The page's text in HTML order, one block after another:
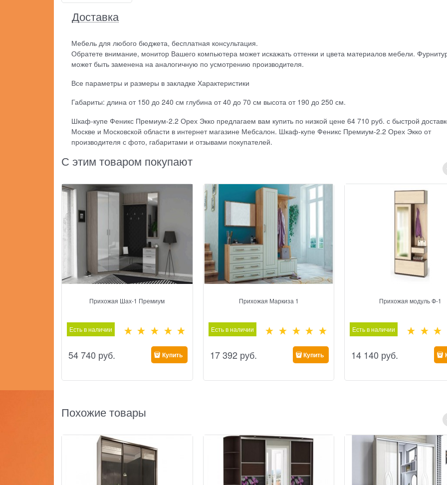
Доставка
Мебель для любого бюджета, бесплатная консультация.
Обратете внимание, монитор Вашего компьютера может искажать оттенки и цвета материалов мебели.
может быть заменена на аналогичную по усмотрению производителя.
Все параметры и размеры в закладке Характеристики
Габариты: длина от 150 до 240 см глубина от 40 до 70 см высота от 190 до 250 см.
Шкаф-купе Феникс Премиум-2.2 Орех Экко предлагаем вам купить по низкой цене 64 710 руб. с быстрой
Москве и Московской области в интернет магазине Мебсалон. Шкаф-купе Феникс Премиум-2.2 Орех Экко от
производителя с фото, габаритами и отзывами покупателей.
С этим товаром покупают
Прихожая Шах-1 Премиум
Есть в наличии
54 740 руб. Купить
Прихожая Маркиза 1
Есть в наличии
17 392 руб. Купить
Прихожая модуль Ф-1
Есть в наличии
14 140 руб.
Похожие товары